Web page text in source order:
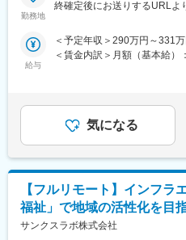
す
■日時：月・木／13:30～15:00
ペシャリストとして活躍する
れます。入社後1年間は、同
生活中のサポート全般を担当
員
■業務の詳細：実務業務と並
学校に通います。年に４回程
自身の2年目以降のキャリア
ら、2年目以降の職種（施設
なりますと、経理、総務、人
勤務地
終確定後にお送りするURLよ
給与
＜予定年収＞290万円～331
＜賃金内訳＞月額（基本給
小規模多機能型居宅介護での
月を支給賃金はあくまでも目
する可能性があります。月給
気になる
【フルリモート】インフ
福祉」で地域の活性化を目
サンクスラボ株式会社